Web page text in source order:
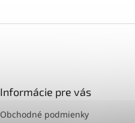
Informácie pre vás
Obchodné podmienky